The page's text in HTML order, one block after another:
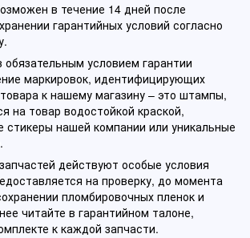
в течение 14 дней после
гарантийных условий согласно
условием гарантии
маркировок, идентифицирующих
к нашему магазину – это штампы,
на товар водостойкой краской,
стикеры нашей компании или уникальные
действуют особые условия
на проверку, до момента
пломбировочных пленок и
читайте в гарантийном талоне,
к каждой запчасти.